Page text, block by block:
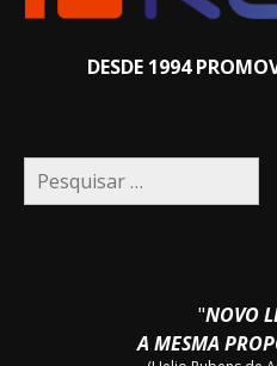
DESDE 1994
Pesquisar
por:
"NOVO
A MESMA